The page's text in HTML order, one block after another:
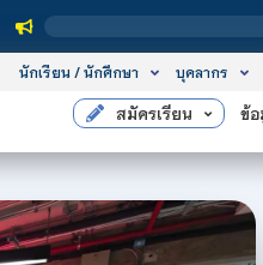
สถาบันเทคโนโ
นักเรียน / นักศึกษา บุคลากร
สมัครเรียน ข้